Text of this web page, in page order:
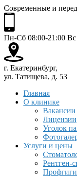
Современные и
Пн-Сб 08:00-21:00 Вс
г. Екатеринбург,
ул. Татищева, д. 53
Главная
О клинике
Вакансии
Лицензии
Уголок
Услуги и цены
Рентген-